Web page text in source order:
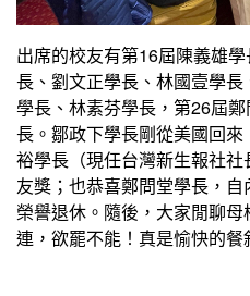
出席的校友有第16屆陳義雄
長、劉文正學長、林國壹學
學長、林素芬學長，第26屆
長。鄒政下學長剛從美國回
裕學長（現任台灣新生報社
友獎；也恭喜鄭問堂學長 ， 自
榮譽退休。隨後，大家閒聊
連，欲罷不能！真是愉快的餐